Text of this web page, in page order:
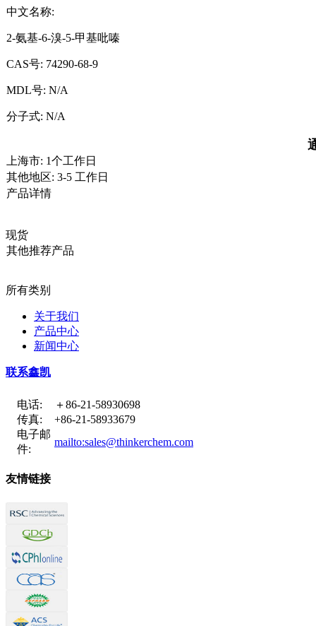
中文名称:
2-氨基-6-溴-5-甲基吡嗪
CAS号: 74290-68-9
MDL号: N/A
分子式: N/A
上海市: 1个工作日
其他地区: 3-5 工作日
产品详情
现货
其他推荐产品
所有类别
关于我们
产品中心
新闻中心
联系鑫凯
电话:
＋86-21-58930698
传真:
+86-21-58933679
电子邮
件:
mailto:sales@thinkerchem.com
友情链接